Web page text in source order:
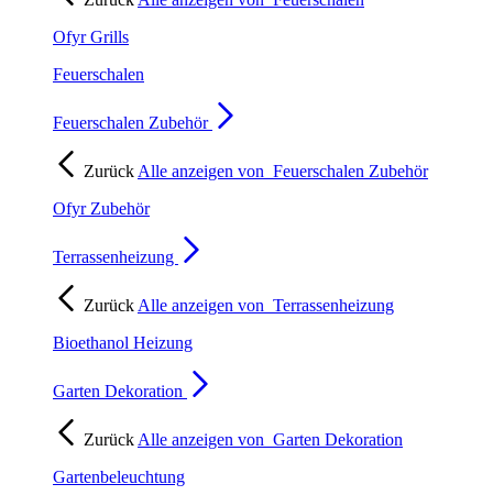
Ofyr Grills
Feuerschalen
Feuerschalen Zubehör
Zurück Alle anzeigen von Feuerschalen Zubehör
Ofyr Zubehör
Terrassenheizung
Zurück Alle anzeigen von Terrassenheizung
Bioethanol Heizung
Garten Dekoration
Zurück Alle anzeigen von Garten Dekoration
Gartenbeleuchtung